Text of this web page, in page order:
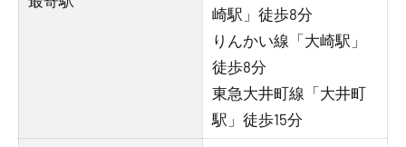
崎駅」徒歩8分
りんかい線「大崎駅」
徒歩8分
東急大井町線「大井町
駅」徒歩15分